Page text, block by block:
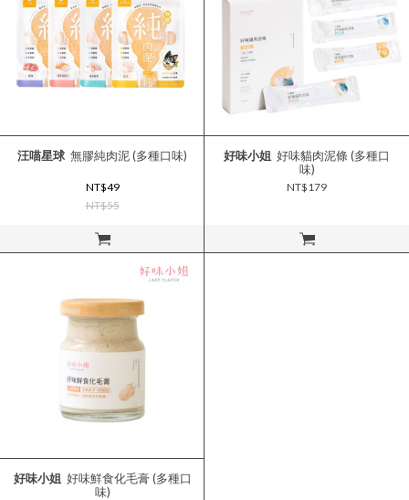
立即購買
汪喵星球 無膠純肉泥 (多種口味)
NT$49
NT$55
立即購買
好味小姐
味)
NT$179
好味小姐
味)